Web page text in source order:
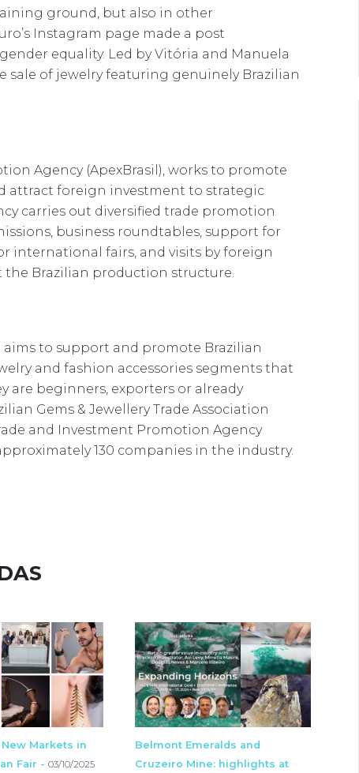
ground, but also in other
Instagram page made a post
equality. Led by Vitória and Manuela
sale of jewelry featuring genuinely Brazilian
Agency (ApexBrasil), works to promote
attract foreign investment to strategic
carries out diversified trade promotion
business roundtables, support for
international fairs, and visits by foreign
Brazilian production structure.
aims to support and promote Brazilian
and fashion accessories segments that
are beginners, exporters or already
Gems & Jewellery Trade Association
and Investment Promotion Agency
130 companies in the industry.
Markets in
Fair -03/10/2025
Belmont Emeralds and
Cruzeiro Mine: highlights at